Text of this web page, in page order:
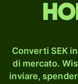
Converti SEK
di mercato.
inviare,